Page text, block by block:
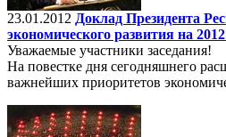
23.01.2012 Доклад Президента
экономического развития на
Уважаемые участники заседания!
На повестке дня сегодняшнего
важнейших приоритетов